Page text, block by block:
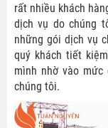
rất nhiều khách
dịch vụ do chúng
những gói dịch vụ
quý khách tiết
mình nhờ vào
chúng tôi.